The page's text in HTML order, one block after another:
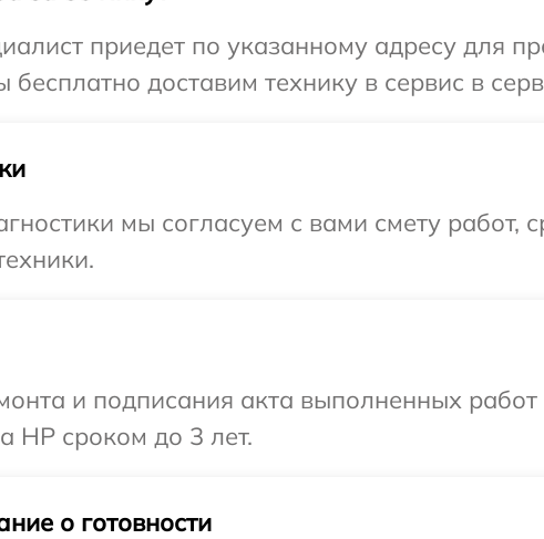
приедет по указанному адресу для
бесплатно доставим технику в сервис в
мы согласуем с вами смету работ,
и подписания акта выполненных
HP сроком до 3 лет.
о готовности